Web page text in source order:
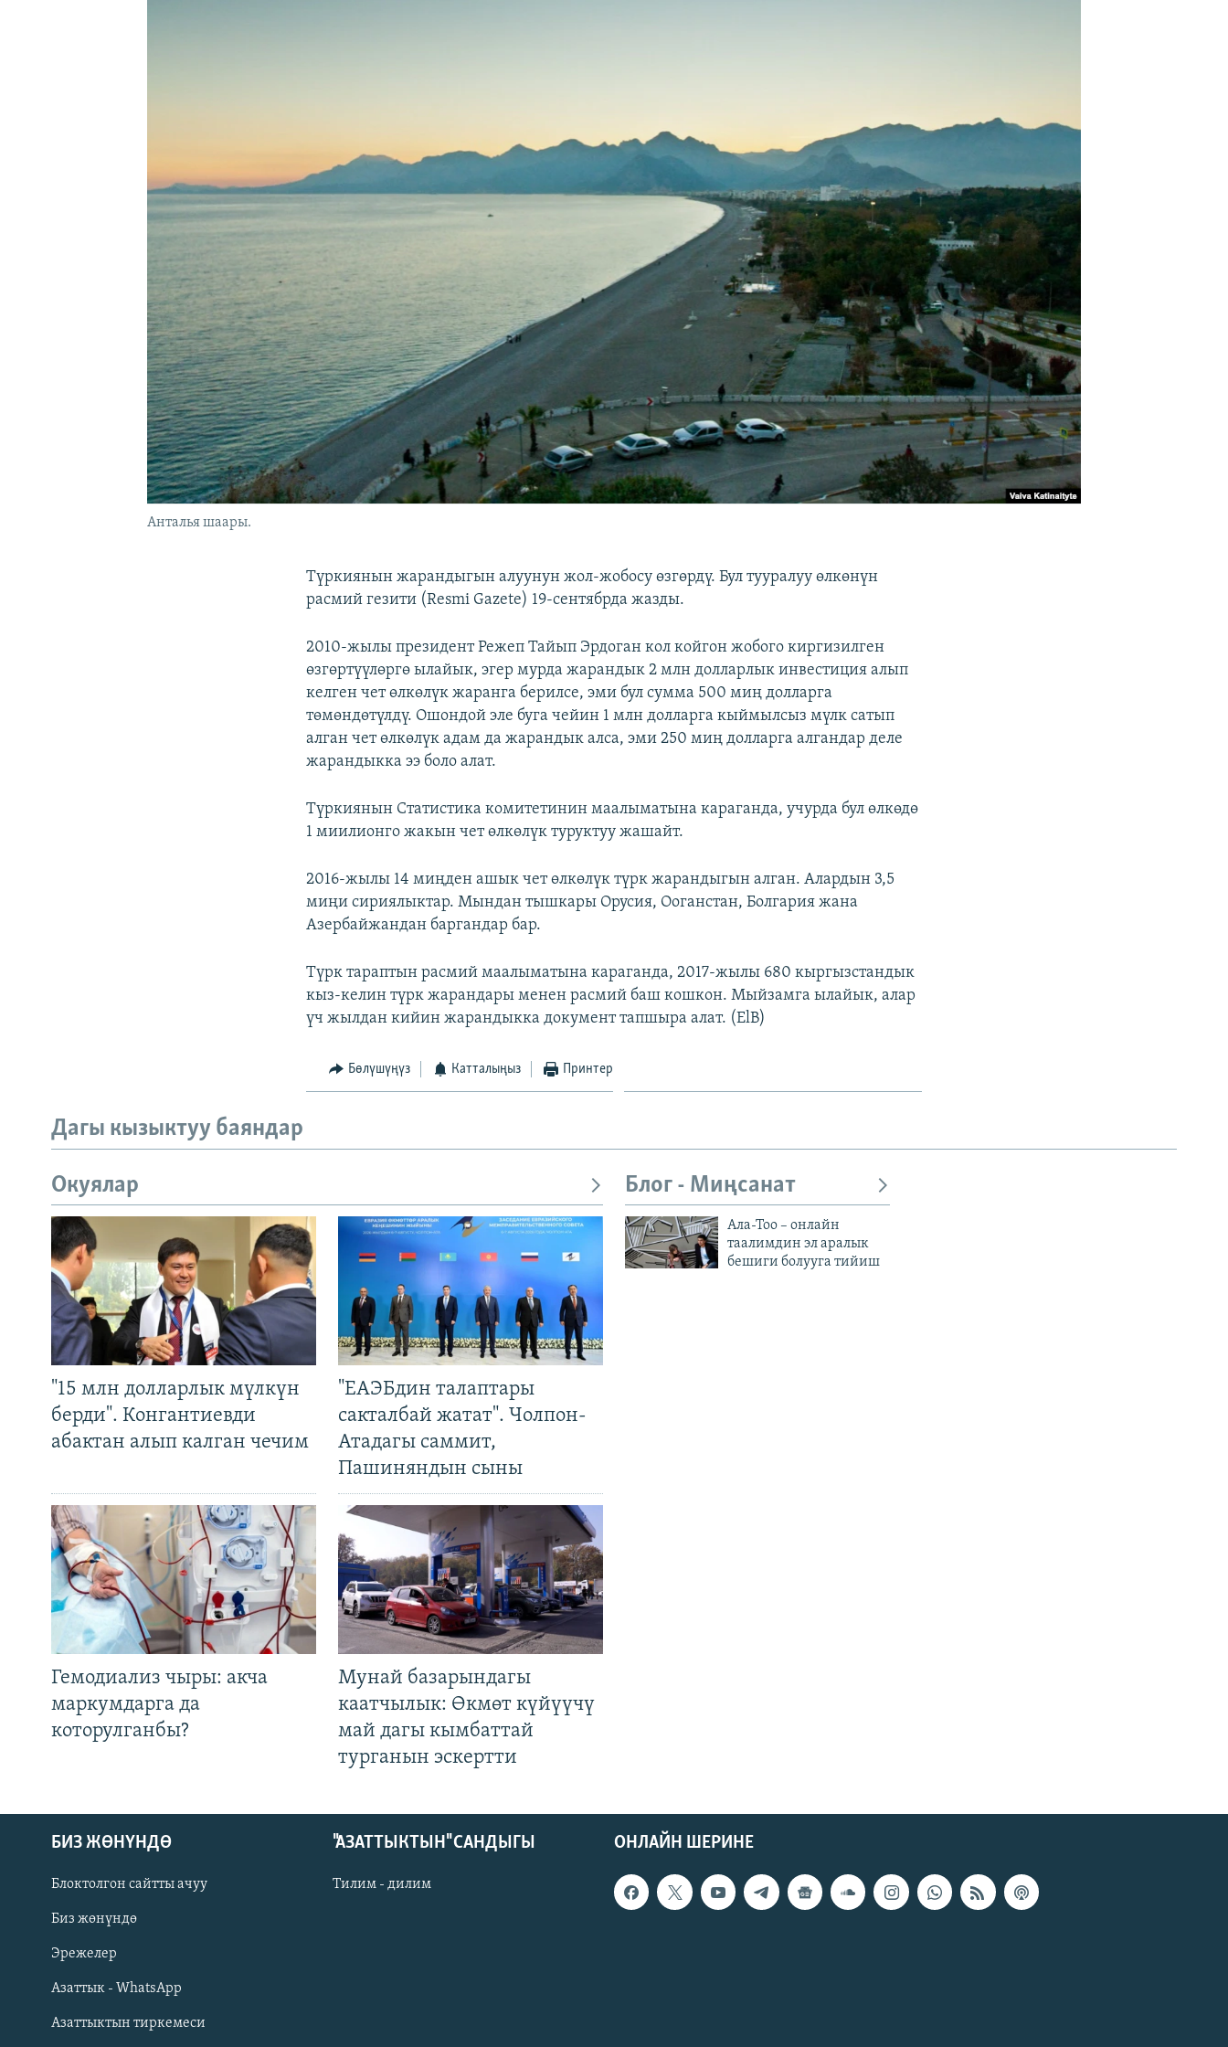
Русский
ОНЛАЙН ШЕРИНЕ
Анталья шаары.
Түркиянын жарандыгын алуунун жол-жобосу өзгөрдү. Бул тууралуу өлкөнүн
расмий гезити (Resmi Gazete) 19-сентябрда жазды.
2010-жылы президент Режеп Тайып Эрдоган кол койгон жобого киргизилген
өзгөртүүлөргө ылайык, эгер мурда жарандык 2 млн долларлык инвестиция алып
келген чет өлкөлүк жаранга берилсе, эми бул сумма 500 миң долларга
төмөндөтүлдү. Ошондой эле буга чейин 1 млн долларга кыймылсыз мүлк сатып
алган чет өлкөлүк адам да жарандык алса, эми 250 миң долларга алгандар деле
жарандыкка ээ боло алат.
Түркиянын Статистика комитетинин маалыматына караганда, учурда бул өлкөдө
1 миилионго жакын чет өлкөлүк туруктуу жашайт.
2016-жылы 14 миңден ашык чет өлкөлүк түрк жарандыгын алган. Алардын 3,5
миңи сириялыктар. Мындан тышкары Орусия, Ооганстан, Болгария жана
Азербайжандан баргандар бар.
Түрк тараптын расмий маалыматына караганда, 2017-жылы 680 кыргызстандык
кыз-келин түрк жарандары менен расмий баш кошкон. Мыйзамга ылайык, алар
үч жылдан кийин жарандыкка документ тапшыра алат. (ElB)
Бөлүшүңүз Катталыңыз Принтер
Дагы кызыктуу баяндар
Окуялар
"15 млн долларлык мүлкүн
берди". Конгантиевди
абактан алып калган чечим
"ЕАЭБдин талаптары
сакталбай жатат". Чолпон-
Атадагы саммит,
Пашиняндын сыны
Гемодиализ чыры: акча
маркумдарга да
которулганбы?
Мунай базарындагы
каатчылык: Өкмөт күйүүчү
май дагы кымбаттай
турганын эскертти
Блог - Миңсанат
Ала-Тоо – онлайн
таалимдин эл аралык
бешиги болууга тийиш
ОНЛАЙН ШЕРИНЕ
БИЗ ЖӨНҮНДӨ
Блоктолгон сайтты ачуу
Биз жөнүндө
Эрежелер
Азаттык - WhatsApp
Азаттыктын тиркемеси
"АЗАТТЫКТЫН" САНДЫГЫ
Тилим - дилим